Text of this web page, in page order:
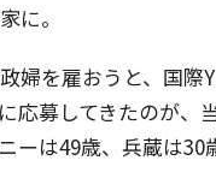
に。
婦を雇おうと、国際
応募してきたのが、
ーは49歳、兵蔵は30